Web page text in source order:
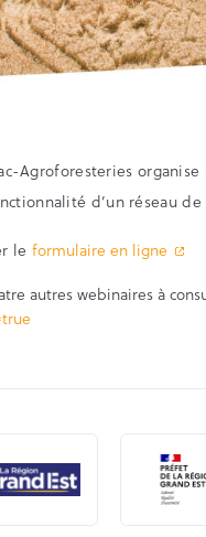
Agroforesteries
d’un réseau
le formulaire en ligne
autres webinaires à